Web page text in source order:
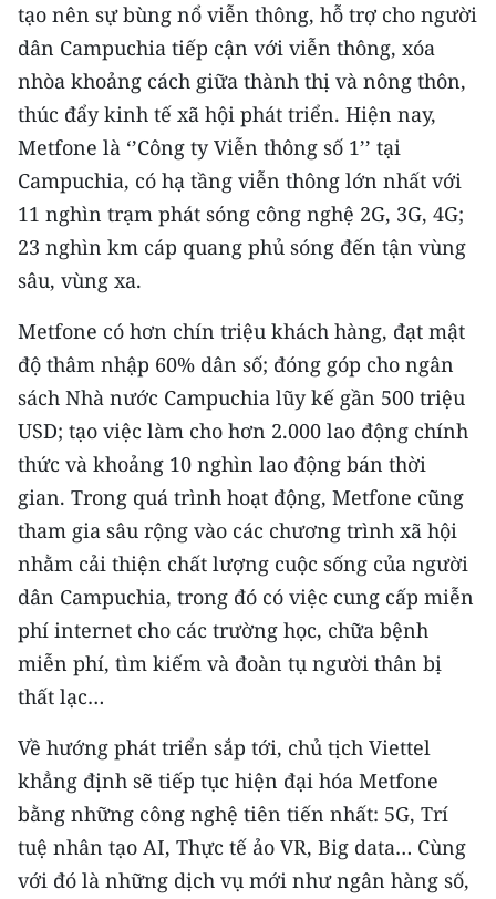
RADIO
MEDIA CENTER
E-Magazine
Media Chính trị
Media Kinh tế
Media Xã hội
Media Pháp luật
Media Du lịch
Media Thế giới
Media Thể thao
Media Giáo dục
Media Y tế
Media Khoa học - Công nghệ
Media Môi trường
Ảnh
Infographic
tạo nên sự bùng nổ viễn thông, hỗ trợ cho người
dân Campuchia tiếp cận với viễn thông, xóa
nhòa khoảng cách giữa thành thị và nông thôn,
thúc đẩy kinh tế xã hội phát triển. Hiện nay,
Metfone là ‘’Công ty Viễn thông số 1’’ tại
Campuchia, có hạ tầng viễn thông lớn nhất với
11 nghìn trạm phát sóng công nghệ 2G, 3G, 4G;
23 nghìn km cáp quang phủ sóng đến tận vùng
sâu, vùng xa.
Metfone có hơn chín triệu khách hàng, đạt mật
độ thâm nhập 60% dân số; đóng góp cho ngân
sách Nhà nước Campuchia lũy kế gần 500 triệu
USD; tạo việc làm cho hơn 2.000 lao động chính
thức và khoảng 10 nghìn lao động bán thời
gian. Trong quá trình hoạt động, Metfone cũng
tham gia sâu rộng vào các chương trình xã hội
nhằm cải thiện chất lượng cuộc sống của người
dân Campuchia, trong đó có việc cung cấp miễn
phí internet cho các trường học, chữa bệnh
miễn phí, tìm kiếm và đoàn tụ người thân bị
thất lạc…
Về hướng phát triển sắp tới, chủ tịch Viettel
khẳng định sẽ tiếp tục hiện đại hóa Metfone
bằng những công nghệ tiên tiến nhất: 5G, Trí
tuệ nhân tạo AI, Thực tế ảo VR, Big data… Cùng
với đó là những dịch vụ mới như ngân hàng số,